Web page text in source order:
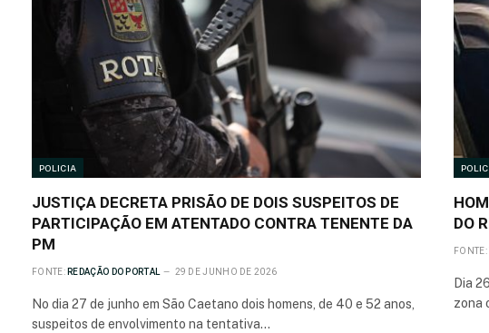
POLICIA
JUSTIÇA DECRETA PRISÃO DE DOIS SUSPEITOS DE
PARTICIPAÇÃO EM ATENTADO CONTRA TENENTE DA
PM
FONTE: REDAÇÃO DO PORTAL 29 DE JUNHO DE 2026
No dia 27 de junho em São Caetano dois homens, de 40 e 52 anos,
suspeitos de envolvimento na tentativa…
DO
FONTE:
Dia
zona